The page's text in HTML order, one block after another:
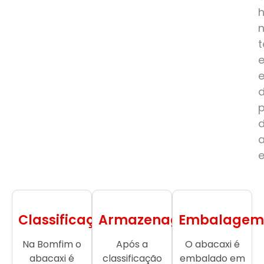
e
Classificação
Na Bomfim o
abacaxi é
Armazenagem
Após a
classificação
Embalagem
O abacaxi é
embalado em